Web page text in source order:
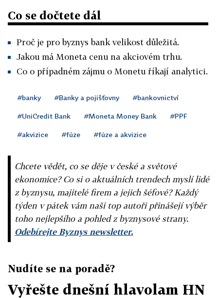
Co se dočtete dál
Proč je pro byznys bank velikost důležitá.
Jakou má Moneta cenu na akciovém trhu.
Co o případném zájmu o Monetu říkají analytici.
#banky #Banky a pojišťovny #bankovnictví
#UniCredit Bank #Moneta Money Bank #PPF
#akvizice #fúze #fúze a akvizice
Chcete vědět, co se děje v české a světové
ekonomice? Co si o aktuálních trendech myslí lidé
z byznysu, majitelé firem a jejich šéfové? Každý
týden v pátek vám naši top autoři přinášejí výběr
toho nejlepšího a pohled z byznysové strany.
Odebírejte Byznys newsletter.
Nudíte se na poradě?
Vyřešte dnešní hlavolam HN